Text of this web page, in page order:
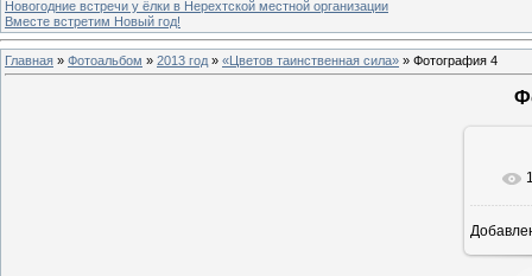
Новогодние встречи у ёлки в Нерехтской местной организации
Вместе встретим Новый год!
Главная » Фотоальбом » 2013 год » «Цветов таинственная сила» » Фотография 4